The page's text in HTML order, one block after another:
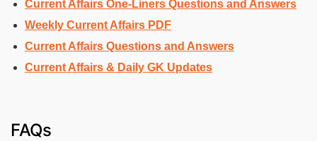
Current Affairs One-Liners Questions and Answers
Weekly Current Affairs PDF
Current Affairs Questions and Answers
Current Affairs & Daily GK Updates
FAQs